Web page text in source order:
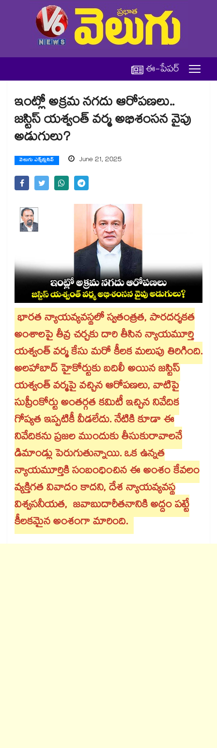
ఈ-పేపర్
ఇంట్లో అక్రమ నగదు ఆరోపణలు..
జస్టిస్ యశ్వంత్ వర్మ అభిశంసన వైపు
అడుగులు?
వెలుగు ఎక్స్‌క్లుసివ్ June 21, 2025
భారత న్యాయవ్యవస్థలో స్వతంత్రత, పారదర్శకత
అంశాలపై తీవ్ర చర్చకు దారి తీసిన న్యాయమూర్తి
యశ్వంత్ వర్మ కేసు మరో కీలక మలుపు తిరిగింది.
అలహాబాద్ హైకోర్టుకు బదిలీ అయిన జస్టిస్
యశ్వంత్ వర్మపై వచ్చిన ఆరోపణలు, వాటిపై
సుప్రీంకోర్టు అంతర్గత కమిటీ ఇచ్చిన నివేదిక
గోప్యత ఇప్పటికీ వీడలేదు. నేటికి కూడా ఈ
నివేదికను ప్రజల ముందుకు తీసుకురావాలనే
డిమాండ్లు పెరుగుతున్నాయి. ఒక ఉన్నత
న్యాయమూర్తికి సంబంధించిన ఈ అంశం కేవలం
వ్యక్తిగత వివాదం కాదని, దేశ న్యాయవ్యవస్థ
విశ్వసనీయత, జవాబుదారీతనానికి అద్దం పట్టే
కీలకమైన అంశంగా మారింది.